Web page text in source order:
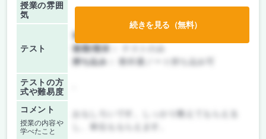
授業の雰囲
気
テスト
前期/中間：
後期/期末：
持ち込み：
教科書ノート持ち込み可
テストの方
式や難易度
コメント
授業の内容や
学べたこと
続きを見る（無料）